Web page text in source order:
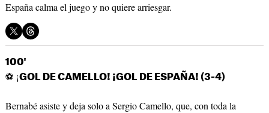
España calma el juego y no quiere arriesgar.
100'
⚽ ¡GOL DE CAMELLO! ¡GOL DE ESPAÑA! (3-4)
Bernabé asiste y deja solo a Sergio Camello, que, con toda la